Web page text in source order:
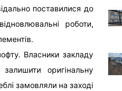
поставилися до
роботи,
Власники закладу
оригінальну
замовляли на заході